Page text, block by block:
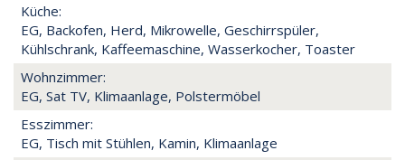
Küche:
EG, Backofen, Herd, Mikrowelle, Geschirrspüler,
Kühlschrank, Kaffeemaschine, Wasserkocher, Toaster
Wohnzimmer:
EG, Sat TV, Klimaanlage, Polstermöbel
Esszimmer:
EG, Tisch mit Stühlen, Kamin, Klimaanlage